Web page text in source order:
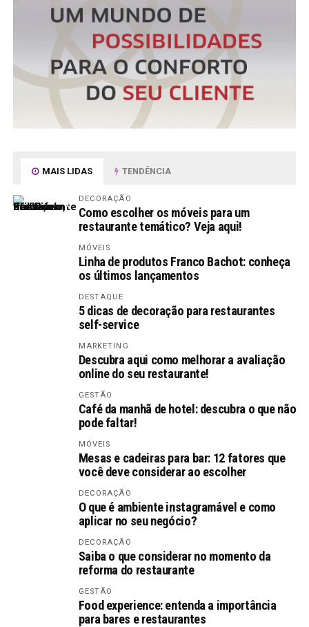
MAIS LIDAS TENDÊNCIA
DECORAÇÃO
Como escolher os móveis para um
restaurante temático? Veja aqui!
MÓVEIS
Linha de produtos Franco Bachot: conheça
os últimos lançamentos
DESTAQUE
5 dicas de decoração para restaurantes
self-service
MARKETING
Descubra aqui como melhorar a avaliação
online do seu restaurante!
GESTÃO
Café da manhã de hotel: descubra o que não
pode faltar!
MÓVEIS
Mesas e cadeiras para bar: 12 fatores que
você deve considerar ao escolher
DECORAÇÃO
O que é ambiente instagramável e como
aplicar no seu negócio?
DECORAÇÃO
Saiba o que considerar no momento da
reforma do restaurante
GESTÃO
Food experience: entenda a importância
para bares e restaurantes